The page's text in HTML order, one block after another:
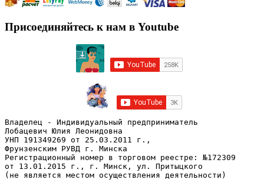
Присоединяйтесь к нам в Youtube
Владелец - Индивидуальный предприниматель
Лобацевич Юлия Леонидовна
УНП 191349269 от 25.03.2011 г.,
Фрунзенским РУВД г. Минска
Регистрационный номер в торговом реестре: №172309
от 13.01.2015 г., г. Минск, ул. Притыцкого
(не является местом осуществления деятельности)